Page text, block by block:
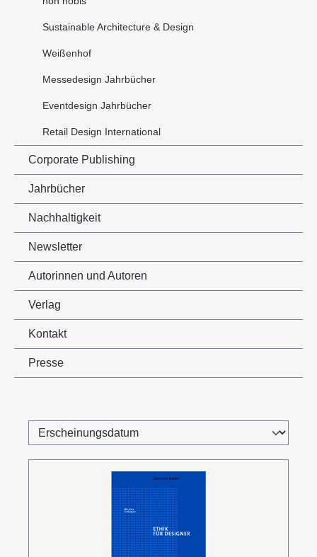
Sustainable Architecture & Design
Weißenhof
Messedesign Jahrbücher
Eventdesign Jahrbücher
Retail Design International
Corporate Publishing
Jahrbücher
Nachhaltigkeit
Newsletter
Autorinnen und Autoren
Verlag
Kontakt
Presse